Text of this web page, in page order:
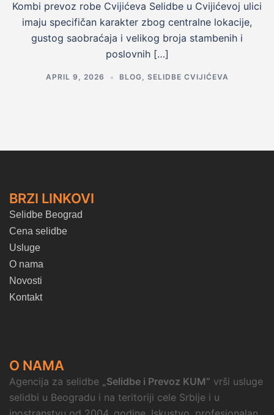
Kombi prevoz robe Cvijićeva Selidbe u Cvijićevoj ulici
imaju specifičan karakter zbog centralne lokacije,
gustog saobraćaja i velikog broja stambenih i
poslovnih […]
APRIL 9, 2026 BLOG, SELIDBE CVIJIĆEVA
BRZI LINKOVI
Selidbe Beograd
Cena selidbe
Usluge
O nama
Novosti
Kontakt
O NAMA
Agencija za selidbe „Selidbe i Prevoz KUM“ vrši usluge
selidbi u Beogradu i na teritoriji cele Srbije i u